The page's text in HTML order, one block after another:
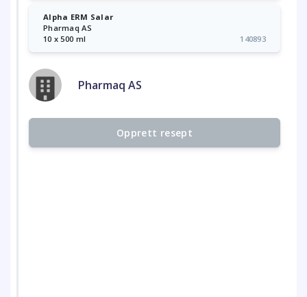
Alpha ERM Salar
Pharmaq AS
10 x 500 ml
140893
Pharmaq AS
Opprett resept